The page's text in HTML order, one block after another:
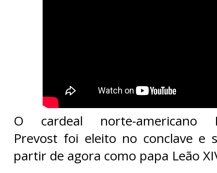
O cardeal norte-americano
Prevost foi eleito no conclave e
partir de agora como papa Leão